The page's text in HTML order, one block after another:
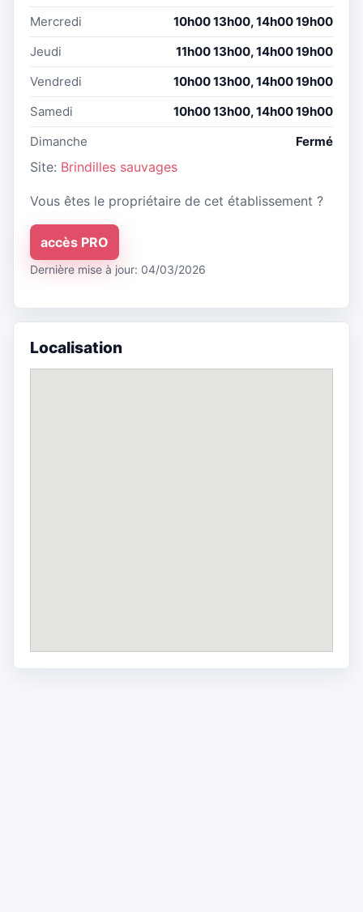
Mercredi
10h00 13h00, 14h00 19h00
Jeudi
11h00 13h00, 14h00 19h00
Vendredi
10h00 13h00, 14h00 19h00
Samedi
10h00 13h00, 14h00 19h00
Dimanche
Fermé
Site: Brindilles sauvages
Vous êtes le propriétaire de cet établissement ?
accès PRO
Dernière mise à jour: 04/03/2026
Localisation